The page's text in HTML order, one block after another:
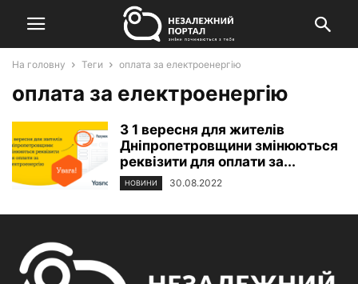
На головну Теги оплата за електроенергію
оплата за електроенергію
З 1 вересня для жителів
Дніпропетровщини змінюються
реквізити для оплати за...
НОВИНИ 30.08.2022